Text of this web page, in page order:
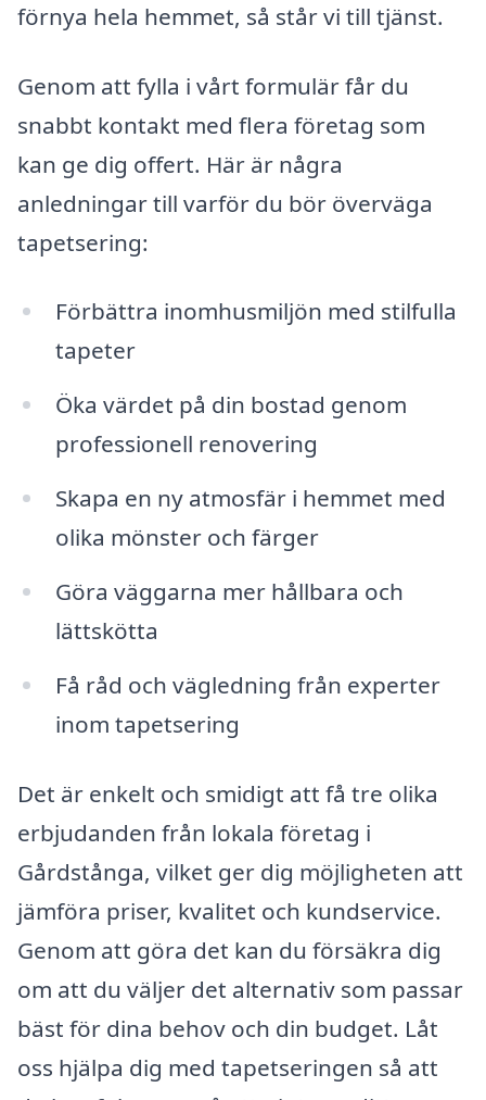
förnya hela hemmet, så står vi till tjänst.
Genom att fylla i vårt formulär får du
snabbt kontakt med flera företag som
kan ge dig offert. Här är några
anledningar till varför du bör överväga
tapetsering:
Förbättra inomhusmiljön med stilfulla
tapeter
Öka värdet på din bostad genom
professionell renovering
Skapa en ny atmosfär i hemmet med
olika mönster och färger
Göra väggarna mer hållbara och
lättskötta
Få råd och vägledning från experter
inom tapetsering
Det är enkelt och smidigt att få tre olika
erbjudanden från lokala företag i
Gårdstånga, vilket ger dig möjligheten att
jämföra priser, kvalitet och kundservice.
Genom att göra det kan du försäkra dig
om att du väljer det alternativ som passar
bäst för dina behov och din budget. Låt
oss hjälpa dig med tapetseringen så att